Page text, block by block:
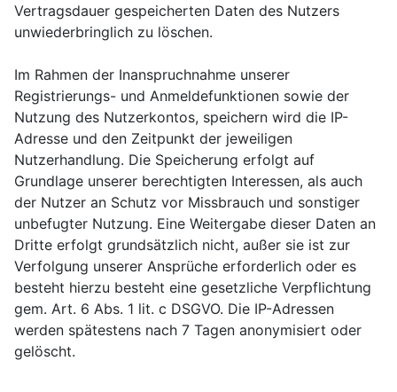
Vertragsdauer gespeicherten Daten des Nutzers
unwiederbringlich zu löschen.
Im Rahmen der Inanspruchnahme unserer
Registrierungs- und Anmeldefunktionen sowie der
Nutzung des Nutzerkontos, speichern wird die IP-
Adresse und den Zeitpunkt der jeweiligen
Nutzerhandlung. Die Speicherung erfolgt auf
Grundlage unserer berechtigten Interessen, als auch
der Nutzer an Schutz vor Missbrauch und sonstiger
unbefugter Nutzung. Eine Weitergabe dieser Daten an
Dritte erfolgt grundsätzlich nicht, außer sie ist zur
Verfolgung unserer Ansprüche erforderlich oder es
besteht hierzu besteht eine gesetzliche Verpflichtung
gem. Art. 6 Abs. 1 lit. c DSGVO. Die IP-Adressen
werden spätestens nach 7 Tagen anonymisiert oder
gelöscht.